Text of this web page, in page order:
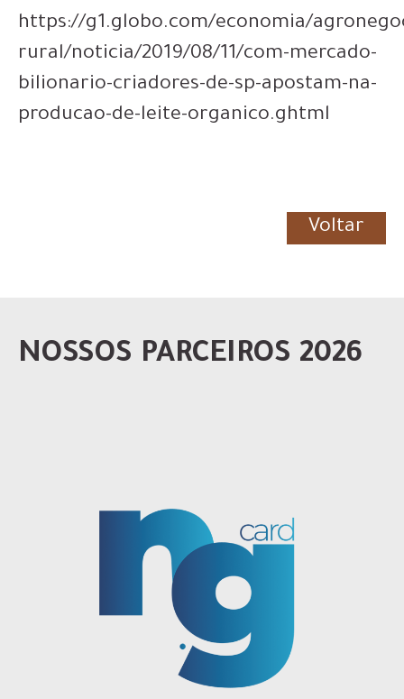
https://g1.globo.com/economia/
rural/noticia/2019/08/11/com-mercado-
bilionario-criadores-de-sp-apostam-na-
producao-de-leite-organico.ghtml
Voltar
NOSSOS PARCEIROS 2026